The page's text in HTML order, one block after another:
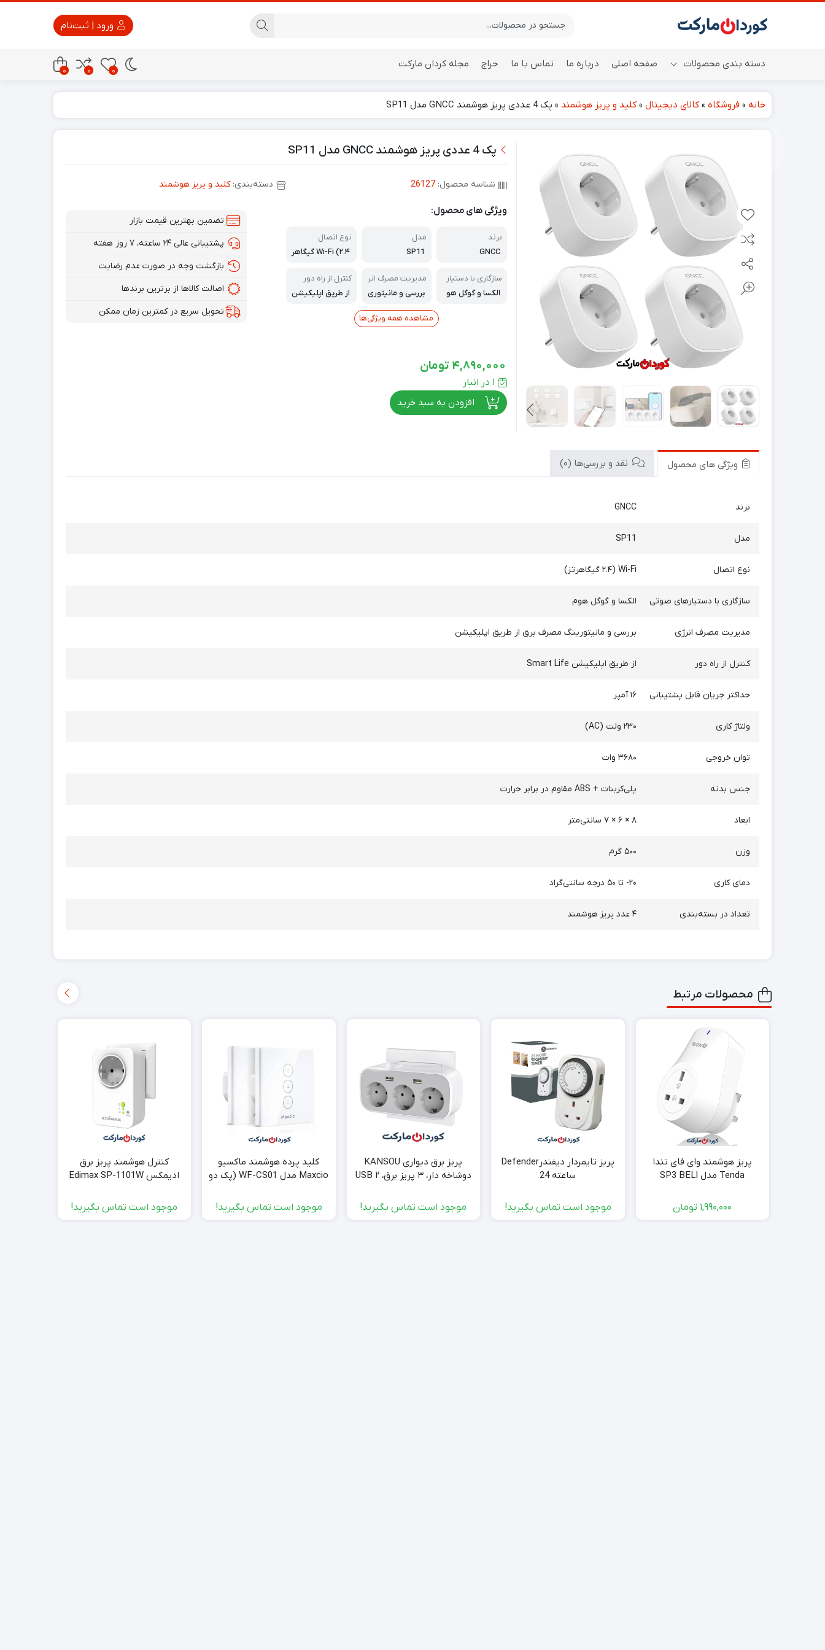
دسته بندی محصولات
اسپیکر ایستگاه هواشناسی
صفحه اصلی درباره ما تماس با ما حراج مجله کردان مارکت
0
0
0
خانه » فروشگاه » کالای دیجیتال » کلید و پریز هوشمند » پک 4 عددی پریز هوشمند GNCC مدل SP11
پک 4 عددی پریز هوشمند GNCC مدل SP11
شناسه محصول:26127 دسته‌بندی:کلید و پریز هوشمند
ویژگی های محصول:
برند
GNCC
مدل
SP11
نوع اتصال
Wi-Fi (۲.۴ گیگاهر
سازگاری با دستیار
های صوتی
الکسا و گوگل هو
مدیریت مصرف انر
ژی
بررسی و مانیتوری
طریق اپلیکیشن
کنترل از راه دور
از طریق اپلیکیشن
مشاهده همه ویژگی‌ها
تضمین بهترین قیمت بازار
پشتیبانی عالی ۲۴ ساعته، ۷ روز هفته
بازگشت وجه در صورت عدم رضایت
اصالت کالاها از برترین برندها
تحویل سریع در کمترین زمان ممکن
4,890,000 تومان
1 در انبار
افزودن به سبد خرید
ویژگی های محصول نقد و بررسی‌ها (0)
برند GNCC
مدل SP11
نوع اتصال Wi-Fi (۲.۴ گیگاهرتز)
سازگاری با دستیارهای صوتی الکسا و گوگل هوم
مدیریت مصرف انرژی بررسی و مانیتورینگ مصرف برق از طریق اپلیکیشن
کنترل از راه دور از طریق اپلیکیشن Smart Life
حداکثر جریان قابل پشتیبانی ۱۶ آمپر
ولتاژ کاری ۲۳۰ ولت (AC)
توان خروجی ۳۶۸۰ وات
جنس بدنه پلی‌کربنات + ABS مقاوم در برابر حرارت
ابعاد ۸ × ۶ × ۷ سانتی‌متر
وزن ۵۰۰ گرم
دمای کاری ۲۰- تا ۵۰ درجه سانتی‌گراد
تعداد در بسته‌بندی ۴ عدد پریز هوشمند
محصولات مرتبط
پریز هوشمند وای فای تندا
Tenda مدل SP3 BELI
1,990,000 تومان
پریز تایمردار دیفندرDefender
ساعته 24
موجود است تماس بگیرید!
پریز برق دیواری KANSOU
دوشاخه دار، ۳ پریز برق، ۲ USB
موجود است تماس بگیرید!
کلید پرده هوشمند ماکسیو
Maxcio مدل WF-CS01 (پک دو
موجود است تماس بگیرید!
کنترل هوشمند پریز برق
ادیمکس Edimax SP-1101W
موجود است تماس بگیرید!